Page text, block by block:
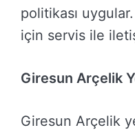
politikası
için servis ile
Giresun Arçelik
Giresun Arçelik